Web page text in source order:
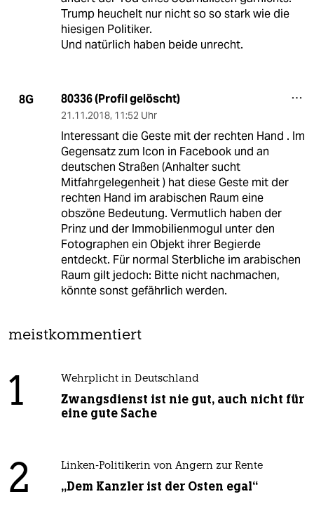
Trump heuchelt nur nicht so so stark wie die
hiesigen Politiker.
Und natürlich haben beide unrecht.
8G 80336 (Profil gelöscht)
21.11.2018, 11:52 Uhr
Interessant die Geste mit der rechten Hand . Im
Gegensatz zum Icon in Facebook und an
deutschen Straßen (Anhalter sucht
Mitfahrgelegenheit ) hat diese Geste mit der
rechten Hand im arabischen Raum eine
obszöne Bedeutung. Vermutlich haben der
Prinz und der Immobilienmogul unter den
Fotographen ein Objekt ihrer Begierde
entdeckt. Für normal Sterbliche im arabischen
Raum gilt jedoch: Bitte nicht nachmachen,
könnte sonst gefährlich werden.
meistkommentiert
1 Wehrplicht in Deutschland
Zwangsdienst ist nie gut, auch nicht für
eine gute Sache
2 Linken-Politikerin von Angern zur Rente
„Dem Kanzler ist der Osten egal“